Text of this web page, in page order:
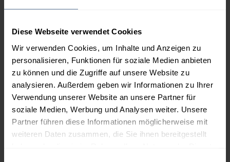
Diese Webseite verwendet Cookies
Wir verwenden Cookies, um Inhalte und Anzeigen zu
personalisieren, Funktionen für soziale Medien anbieten
zu können und die Zugriffe auf unsere Website zu
analysieren. Außerdem geben wir Informationen zu Ihrer
Verwendung unserer Website an unsere Partner für
soziale Medien, Werbung und Analysen weiter. Unsere
Partner führen diese Informationen möglicherweise mit
weiteren Daten zusammen, die Sie ihnen bereitgestellt
160,28 €
3.000 Liter
158,21 €
158,21 €
0,00 €
5.000 Liter
156,70 €
156,70 €
0,00 €
Preise für Heizöl in Standardqualität nach Ö-Norm C 1109 in € / 100
Liter inkl. MwSt. und Lieferung bei einer Lieferstelle.